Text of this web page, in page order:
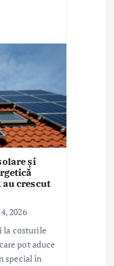
și
crescut
2026
la costurile
pot aduce
special în